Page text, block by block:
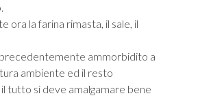
ora la farina rimasta, il sale, il
ammorbidito a
ambiente ed il resto
tutto si deve amalgamare bene